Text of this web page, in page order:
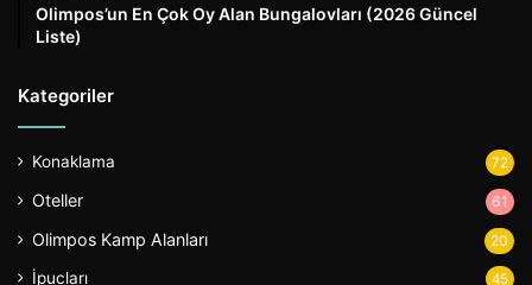
Olimpos’un En Çok Oy Alan Bungalovları (2026 Güncel
Liste)
Kategoriler
Konaklama 72
Oteller 61
Olimpos Kamp Alanları 20
İpucları 45